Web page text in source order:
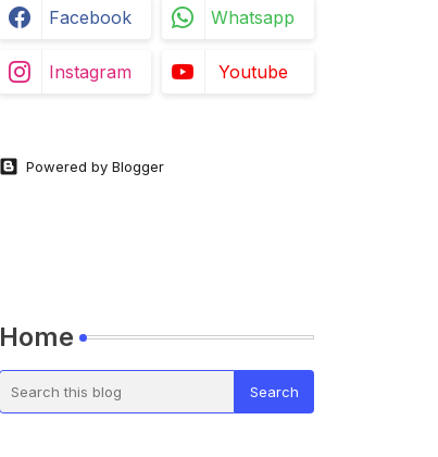
Facebook Whatsapp
Instagram Youtube
Powered by Blogger
Home